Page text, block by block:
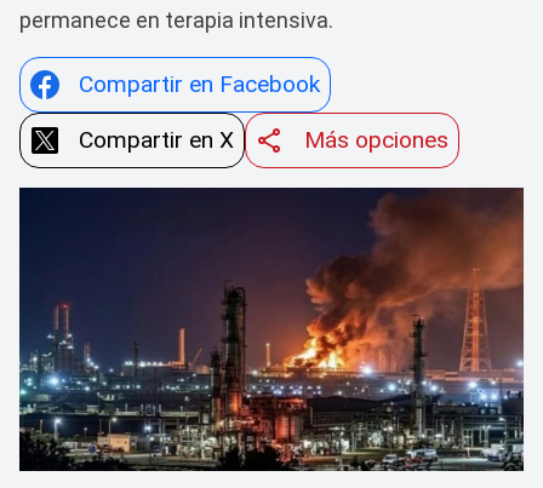
permanece en terapia intensiva.
Compartir en Facebook
Compartir en X
Más opciones